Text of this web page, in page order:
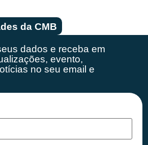
da CMB
dados e receba em
evento,
no seu email e